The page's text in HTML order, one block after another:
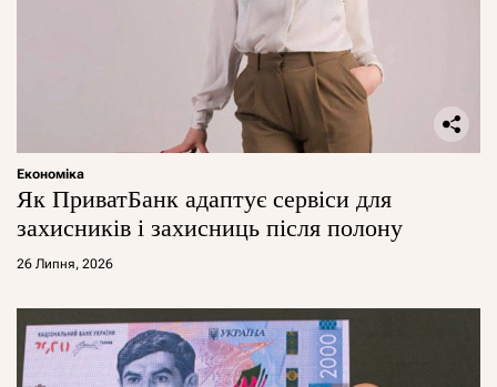
Економіка
Як ПриватБанк адаптує сервіси для
захисників і захисниць після полону
26 Липня, 2026